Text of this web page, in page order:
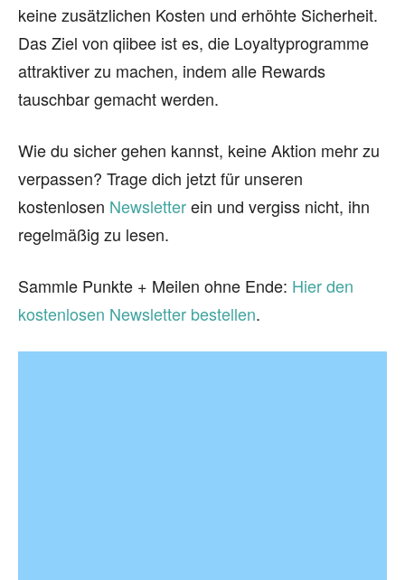
keine zusätzlichen Kosten und erhöhte Sicherheit.
Das Ziel von qiibee ist es, die Loyaltyprogramme
attraktiver zu machen, indem alle Rewards
tauschbar gemacht werden.
Wie du sicher gehen kannst, keine Aktion mehr zu
verpassen? Trage dich jetzt für unseren
kostenlosen Newsletterein und vergiss nicht, ihn
regelmäßig zu lesen.
Sammle Punkte + Meilen ohne Ende: Hier den
kostenlosen Newsletter bestellen.